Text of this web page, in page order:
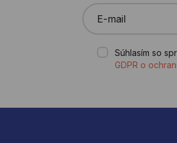
E-mail
Súhlasím so
GDPR o